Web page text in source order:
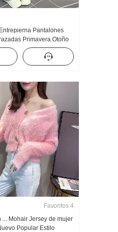
Pantalones
Primavera Otoño
Sentido Pantalones
Nuevo Ninguno
el vientre Arroz glutinoso
Favoritos 4
... Mohair Jersey de mujer
Popular Estilo